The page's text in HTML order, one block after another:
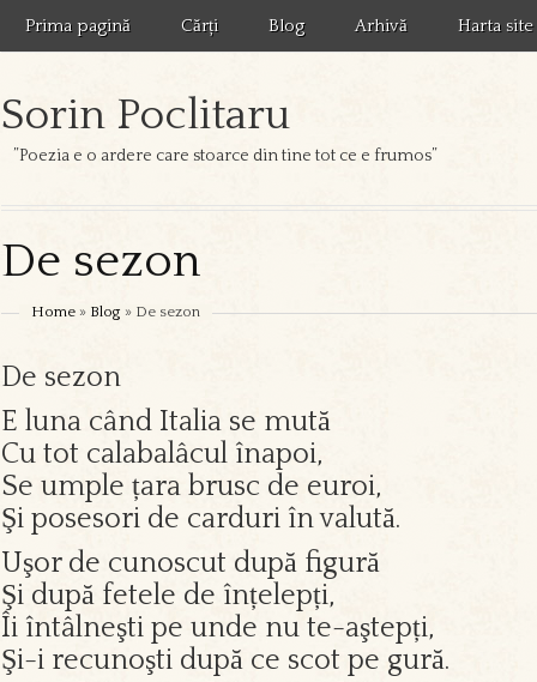
Prima pagină Cărți Blog Arhivă Harta site
Sorin Poclitaru
”Poezia e o ardere care stoarce din tine tot ce e frumos”
De sezon
Home » Blog » De sezon
De sezon
E luna când Italia se mută
Cu tot calabalâcul înapoi,
Se umple țara brusc de euroi,
Şi posesori de carduri în valută.
Uşor de cunoscut după figură
Şi după fetele de înțelepți,
Îi întâlneşti pe unde nu te-aştepți,
Şi-i recunoşti după ce scot pe gură.